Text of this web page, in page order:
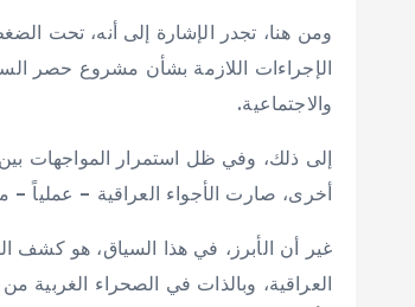
ومن هنا، تجدر الإشارة إلى أنه، تحت
الإجراءات اللازمة بشأن مشروع حصر
والاجتماعية.
إلى ذلك، وفي ظل استمرار المواجهات بين
أخرى، صارت الأجواء العراقية – عملياً –
غير أن الأبرز، في هذا السياق، هو كشف
العراقية، وبالذات في الصحراء